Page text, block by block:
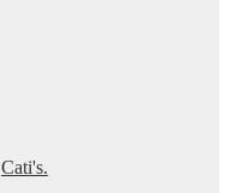
Cati's.